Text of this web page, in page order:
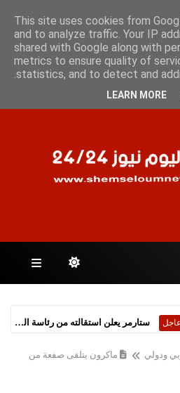
عاجل
ودولي
ماكرون يتلقى صفعة من
This site uses cookies from
and to analyze traffic. Your IP
shared with Google along with
metrics to ensure quality of
statistics, and to detect and
LEARN MORE